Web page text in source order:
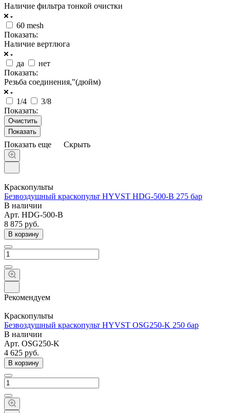
Наличие фильтра тонкой очистки
60 mesh
Показать:
Наличие вертлюга
да
нет
Показать:
Резьба соединения,"(дюйм)
1/4
3/8
Показать:
Очистить
Показать еще Скрыть
Краскопульты
Безвоздушный краскопульт HYVST HDG-500-B 275 бар
В наличии
Арт. HDG-500-B
8 875 руб.
В корзину
Рекомендуем
Краскопульты
Безвоздушный краскопульт HYVST OSG250-K 250 бар
В наличии
Арт. OSG250-K
4 625 руб.
В корзину